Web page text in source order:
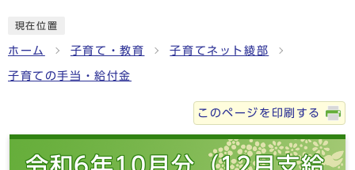
現在位置
ホーム 子育て・教育 子育てネット綾部
子育ての手当・給付金
このページを印刷する
令和6年10月分（12月支給